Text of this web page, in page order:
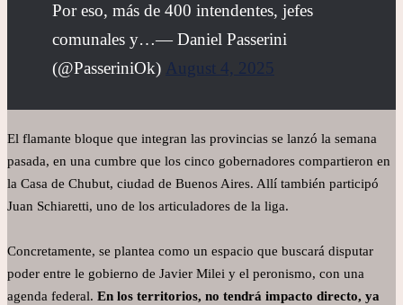
Por eso, más de 400 intendentes, jefes
comunales y…— Daniel Passerini
(@PasseriniOk) August 4, 2025
El flamante bloque que integran las provincias se lanzó la semana
pasada, en una cumbre que los cinco gobernadores compartieron en
la Casa de Chubut, ciudad de Buenos Aires. Allí también participó
Juan Schiaretti, uno de los articuladores de la liga.
Concretamente, se plantea como un espacio que buscará disputar
poder entre le gobierno de Javier Milei y el peronismo, con una
agenda federal. En los territorios, no tendrá impacto directo, ya